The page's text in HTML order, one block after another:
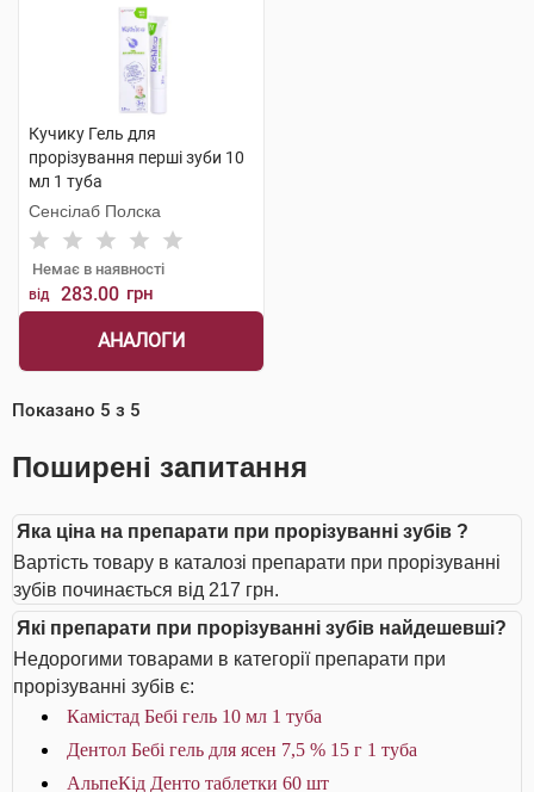
Кучику Гель для
прорізування перші зуби 10
мл 1 туба
Сенсілаб Полска
Немає в наявності
від 283.00 грн
АНАЛОГИ
Показано 5 з 5
Поширені запитання
Яка ціна на препарати при прорізуванні зубів ?
Вартість товару в каталозі препарати при прорізуванні
зубів починається від 217 грн.
Які препарати при прорізуванні зубів найдешевші?
Недорогими товарами в категорії препарати при
прорізуванні зубів є:
Камістад Бебі гель 10 мл 1 туба
Дентол Бебі гель для ясен 7,5 % 15 г 1 туба
АльпеКід Денто таблетки 60 шт